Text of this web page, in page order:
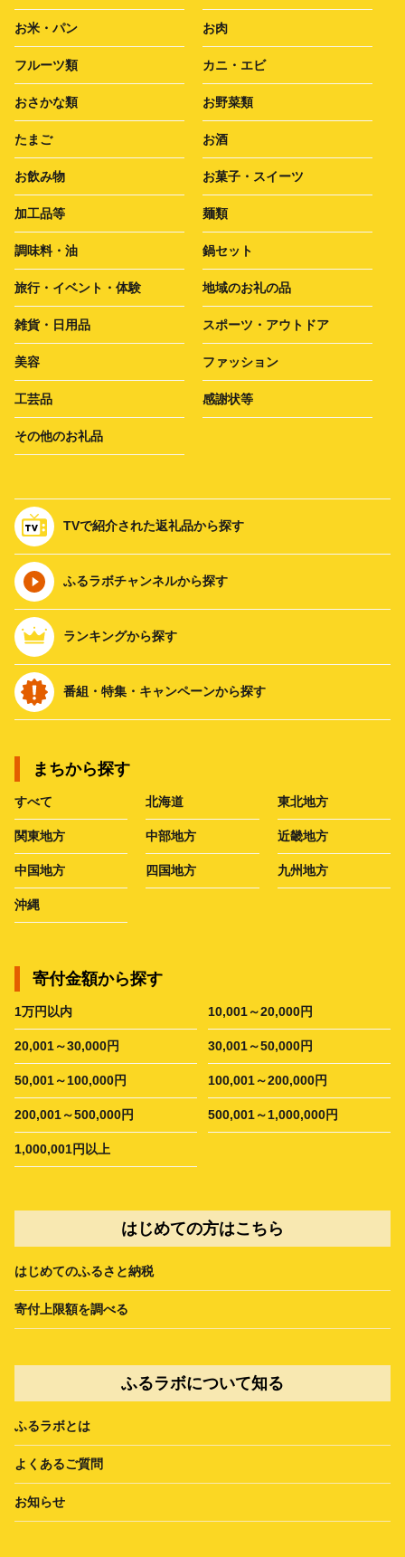
お米・パン お肉
フルーツ類 カニ・エビ
おさかな類 お野菜類
たまご お酒
お飲み物 お菓子・スイーツ
加工品等 麺類
調味料・油 鍋セット
旅行・イベント・体験 地域のお礼の品
雑貨・日用品 スポーツ・アウトドア
美容 ファッション
工芸品 感謝状等
その他のお礼品
TVで紹介された返礼品から探す
ふるラボチャンネルから探す
ランキングから探す
番組・特集・キャンペーンから探す
まちから探す
すべて 北海道 東北地方
関東地方 中部地方 近畿地方
中国地方 四国地方 九州地方
沖縄
寄付金額から探す
1万円以内 10,001～20,000円
20,001～30,000円 30,001～50,000円
50,001～100,000円 100,001～200,000円
200,001～500,000円 500,001～1,000,000円
1,000,001円以上
はじめての方はこちら
はじめてのふるさと納税
寄付上限額を調べる
ふるラボについて知る
ふるラボとは
よくあるご質問
お知らせ